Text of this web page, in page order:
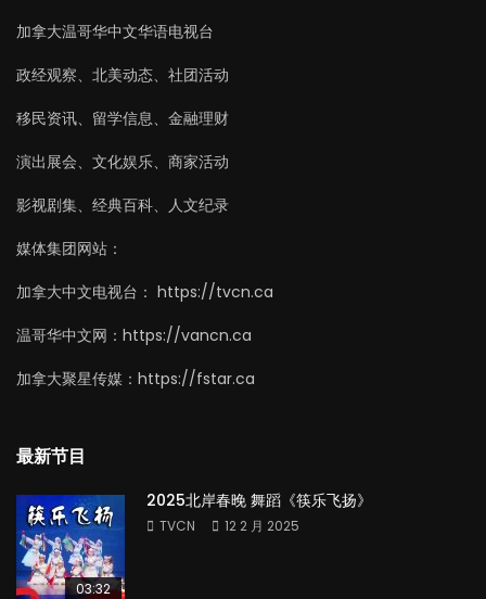
加拿大温哥华中文华语电视台
政经观察、北美动态、社团活动
移民资讯、留学信息、金融理财
演出展会、文化娱乐、商家活动
影视剧集、经典百科、人文纪录
媒体集团网站：
加拿大中文电视台： https://tvcn.ca
温哥华中文网：https://vancn.ca
加拿大聚星传媒：https://fstar.ca
最新节目
03:32
2025北岸春晚 舞蹈《筷乐飞扬》
TVCN 12 2 月 2025